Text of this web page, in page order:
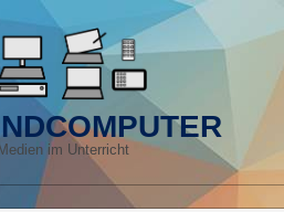
im Unterricht